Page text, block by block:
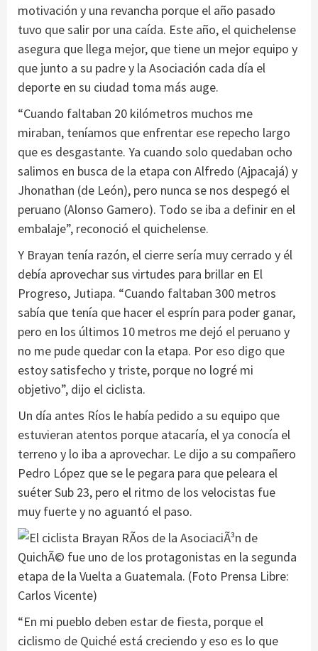
motivación y una revancha porque el año pasado
tuvo que salir por una caída. Este año, el quichelense
asegura que llega mejor, que tiene un mejor equipo y
que junto a su padre y la Asociación cada día el
deporte en su ciudad toma más auge.
“Cuando faltaban 20 kilómetros muchos me
miraban, teníamos que enfrentar ese repecho largo
que es desgastante. Ya cuando solo quedaban ocho
salimos en busca de la etapa con Alfredo (Ajpacajá) y
Jhonathan (de León), pero nunca se nos despegó el
peruano (Alonso Gamero). Todo se iba a definir en el
embalaje”, reconoció el quichelense.
Y Brayan tenía razón, el cierre sería muy cerrado y él
debía aprovechar sus virtudes para brillar en El
Progreso, Jutiapa. “Cuando faltaban 300 metros
sabía que tenía que hacer el esprín para poder ganar,
pero en los últimos 10 metros me dejó el peruano y
no me pude quedar con la etapa. Por eso digo que
estoy satisfecho y triste, porque no logré mi
objetivo”, dijo el ciclista.
Un día antes Ríos le había pedido a su equipo que
estuvieran atentos porque atacaría, el ya conocía el
terreno y lo iba a aprovechar. Le dijo a su compañero
Pedro López que se le pegara para que peleara el
suéter Sub 23, pero el ritmo de los velocistas fue
muy fuerte y no aguantó el paso.
“En mi pueblo deben estar de fiesta, porque el
ciclismo de Quiché está creciendo y eso es lo que